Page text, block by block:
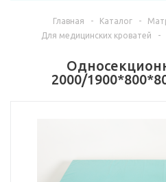
Главная - Каталог -
Для медицинских кроватей
-
2000/